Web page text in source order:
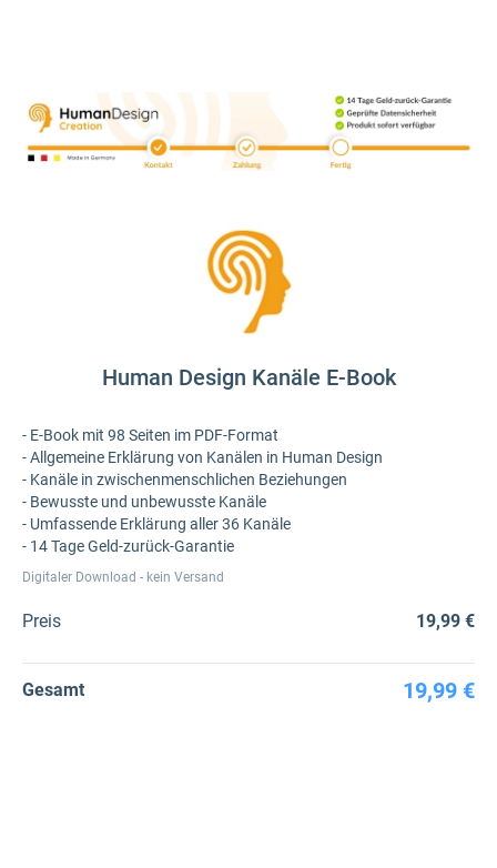
Human Design Kanäle E-Book
- E-Book mit 98 Seiten im PDF-Format
- Allgemeine Erklärung von Kanälen in Human Design
- Kanäle in zwischenmenschlichen Beziehungen
- Bewusste und unbewusste Kanäle
- Umfassende Erklärung aller 36 Kanäle
- 14 Tage Geld-zurück-Garantie
Digitaler Download - kein Versand
Preis 19,99 €
Gesamt 19,99 €